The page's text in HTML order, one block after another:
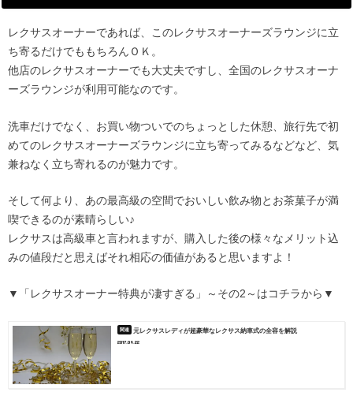
レクサスオーナーであれば、このレクサスオーナーズラウンジに立
ち寄るだけでももちろんＯＫ。
他店のレクサスオーナーでも大丈夫ですし、全国のレクサスオーナ
ーズラウンジが利用可能なのです。
洗車だけでなく、お買い物ついでのちょっとした休憩、旅行先で初
めてのレクサスオーナーズラウンジに立ち寄ってみるなどなど、気
兼ねなく立ち寄れるのが魅力です。
そして何より、あの最高級の空間でおいしい飲み物とお茶菓子が満
喫できるのが素晴らしい♪
レクサスは高級車と言われますが、購入した後の様々なメリット込
みの値段だと思えばそれ相応の価値があると思いますよ！
▼「レクサスオーナー特典が凄すぎる」～その2～はコチラから▼
元レクサスレディが超豪華なレクサス納車式の全容を解説
2017.09.22